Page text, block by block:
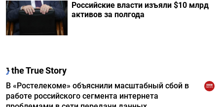
Российские власти изъяли $10 млрд
активов за полгода